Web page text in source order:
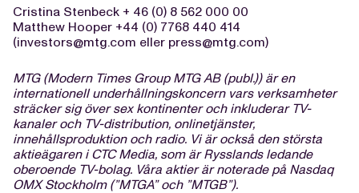
Cristina Stenbeck + 46 (0) 8 562 000 00
Matthew Hooper +44 (0) 7768 440 414
(investors@mtg.com eller press@mtg.com)
MTG (Modern Times Group MTG AB (publ.)) är en
internationell underhållningskoncern vars verksamheter
sträcker sig över sex kontinenter och inkluderar TV-
kanaler och TV-distribution, onlinetjänster,
innehållsproduktion och radio. Vi är också den största
aktieägaren i CTC Media, som är Rysslands ledande
oberoende TV-bolag. Våra aktier är noterade på Nasdaq
OMX Stockholm (”MTGA” och ”MTGB”).